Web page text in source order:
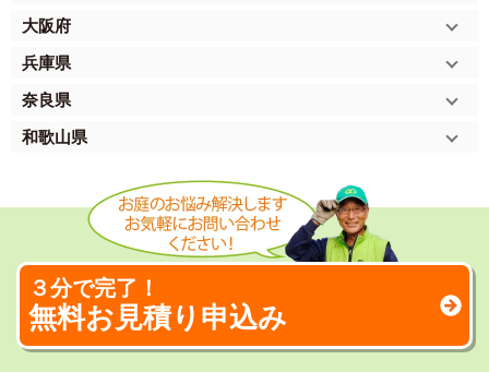
大阪府
兵庫県
奈良県
和歌山県
３分で完了！
無料お見積り申込み